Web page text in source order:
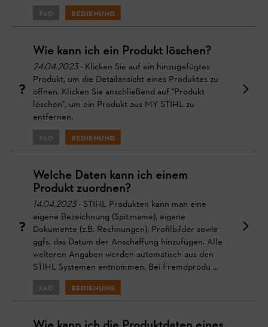
FAQ Bedienung
Wie kann ich ein Produkt löschen?
24.04.2023- Klicken Sie auf ein hinzugefügtes
Produkt, um die Detailansicht eines Produktes zu
öffnen. Klicken Sie anschließend auf "Produkt
löschen", um ein Produkt aus MY STIHL zu
entfernen.
FAQ Bedienung
Welche Daten kann ich einem
Produkt zuordnen?
14.04.2023- STIHL Produkten kann man eine
eigene Bezeichnung (Spitzname), eigene
Dokumente (z.B. Rechnungen), Profilbilder sowie
ggfs. das Datum der Anschaffung hinzufügen. Alle
weiteren Angaben werden automatisch aus den
STIHL Systemen entnommen. Bei Fremdprodu ...
FAQ Bedienung